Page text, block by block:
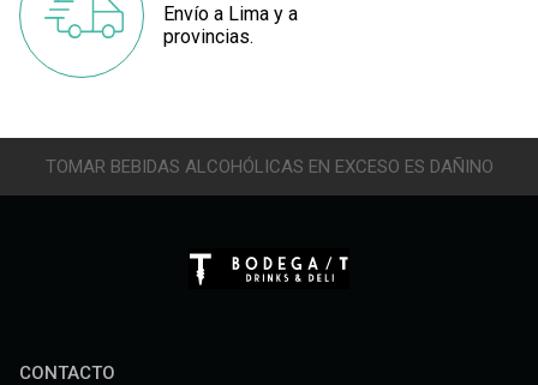
Envío a Lima y a
provincias.
TOMAR BEBIDAS ALCOHÓLICAS EN EXCESO ES DAÑINO
CONTACTO